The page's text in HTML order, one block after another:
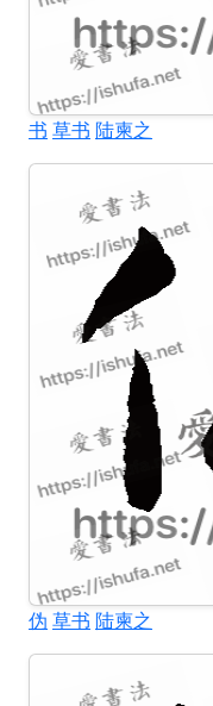
书 草书 陆柬之
伪 草书 陆柬之